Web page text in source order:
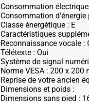
Consommation
Consommation d'énergie
Classe énergétique : E
Caractéristiques
Reconnaissance vocale :
Télétexte : Oui
Système de signal
Norme VESA : 200 x 200
Reprise de votre ancien
Dimensions et poids :
Dimensions sans pied :